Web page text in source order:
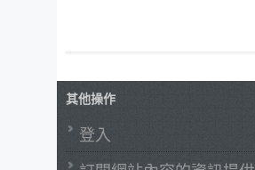
其他操作
登入